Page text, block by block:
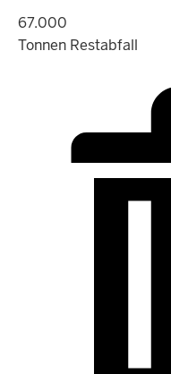
67.000
Tonnen Restabfall